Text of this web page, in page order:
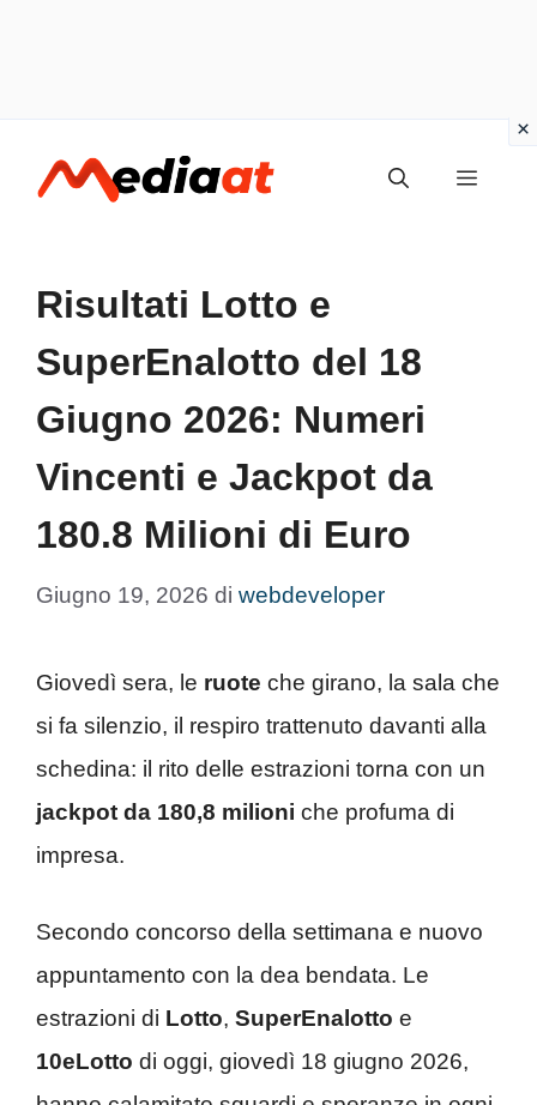
MENU
Risultati Lotto e
SuperEnalotto del 18
Giugno 2026: Numeri
Vincenti e Jackpot da
180.8 Milioni di Euro
Giugno 19, 2026 di webdeveloper
Giovedì sera, le ruote che girano, la sala che
si fa silenzio, il respiro trattenuto davanti alla
schedina: il rito delle estrazioni torna con un
jackpot da 180,8 milioni che profuma di
impresa.
Secondo concorso della settimana e nuovo
appuntamento con la dea bendata. Le
estrazioni di Lotto, SuperEnalotto e
10eLotto di oggi, giovedì 18 giugno 2026,